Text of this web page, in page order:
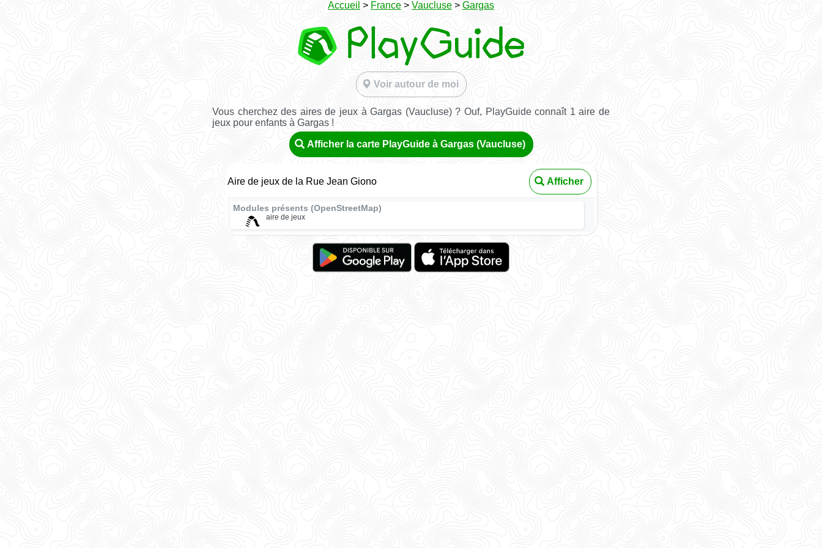
Accueil > France > Vaucluse > Gargas
Voir autour de moi
Vous cherchez des aires de jeux à Gargas (Vaucluse) ? Ouf, PlayGuide connaît 1 aire de
jeux pour enfants à Gargas !
Afficher la carte PlayGuide à Gargas (Vaucluse)
Aire de jeux de la Rue Jean Giono Afficher
Modules présents (OpenStreetMap)
aire de jeux